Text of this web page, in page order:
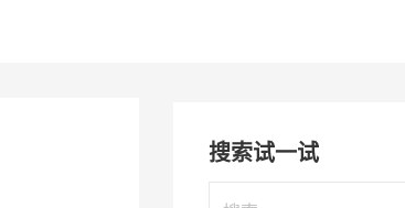
搜索试一试